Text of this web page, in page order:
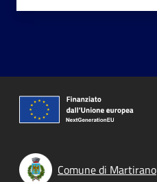
Comune di Martirano